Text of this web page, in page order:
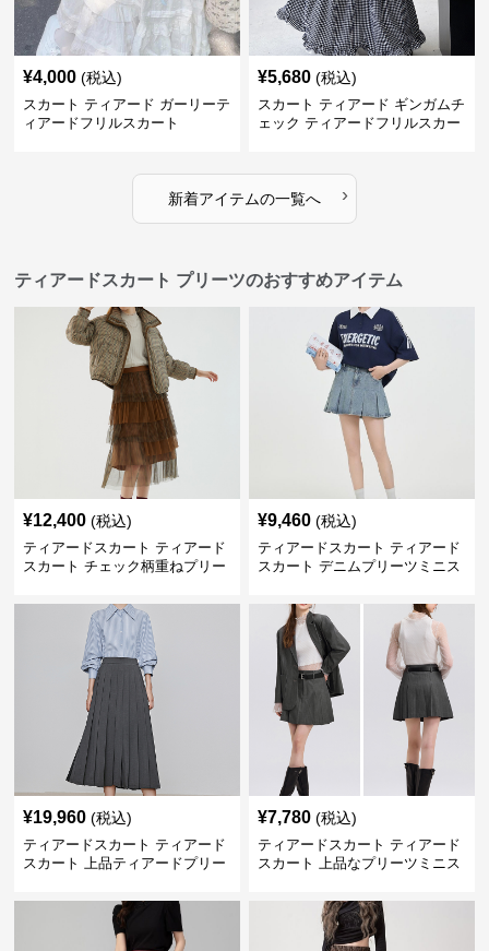
¥4,000 (税込)
スカート ティアード ガーリーテ
ィアードフリルスカート
¥5,680 (税込)
スカート ティアード ギンガムチ
ェック ティアードフリルスカー
新着アイテムの一覧へ ›
ティアードスカート プリーツのおすすめアイテム
¥12,400 (税込)
ティアードスカート ティアード
スカート チェック柄重ねプリー
¥9,460 (税込)
ティアードスカート ティアード
スカート デニムプリーツミニス
¥19,960 (税込)
ティアードスカート ティアード
スカート 上品ティアードプリー
¥7,780 (税込)
ティアードスカート ティアード
スカート 上品なプリーツミニス